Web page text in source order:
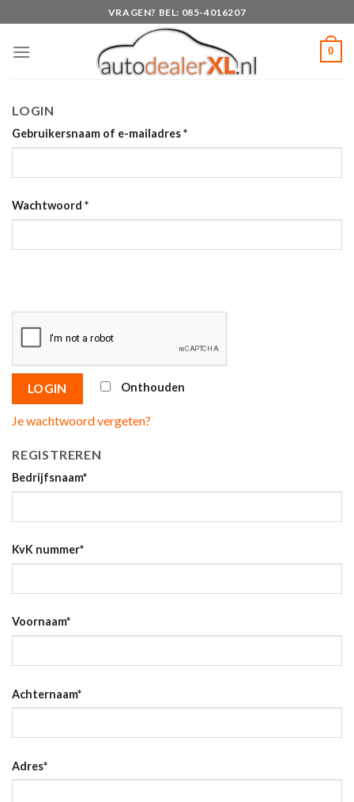
to
content
VRAGEN? BEL: 085-4016207
0
LOGIN
Gebruikersnaam of e-mailadres*
Wachtwoord *
LOGIN Onthouden
Je wachtwoord vergeten?
REGISTREREN
Bedrijfsnaam*
KvK nummer*
Voornaam*
Achternaam*
Adres*